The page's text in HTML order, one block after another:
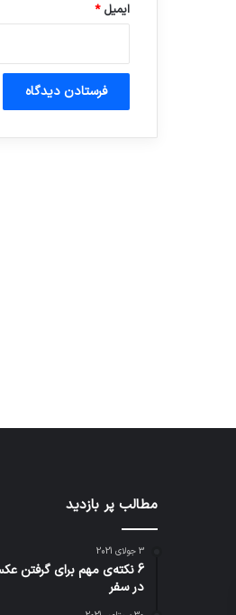
ایمیل*
مطالب پر بازدید
3 جولای 2021
6 نکته‌ی مهم برای گرفتن
در سفر
نخستین
خودران
نقلیه